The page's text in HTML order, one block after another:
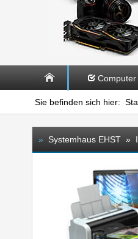
Computer
Sie befinden sich hier:
» Systemhaus EHST »